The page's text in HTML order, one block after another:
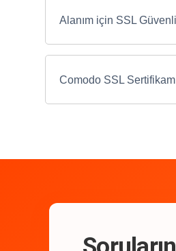
Alanım için SSL
Comodo SSL